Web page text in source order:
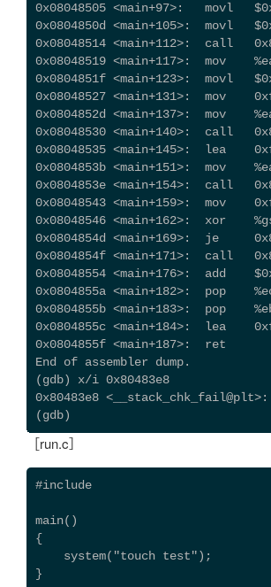
0x08048505 <main+97>:   movl
0x0804850d <main+105>:  movl
0x08048514 <main+112>:  call
0x08048519 <main+117>:  mov
0x0804851f <main+123>:  movl
0x08048527 <main+131>:  mov
0x0804852d <main+137>:  mov
0x08048530 <main+140>:  call
0x08048535 <main+145>:  lea
0x0804853b <main+151>:  mov
0x0804853e <main+154>:  call
0x08048543 <main+159>:  mov
0x08048546 <main+162>:  xor
0x0804854d <main+169>:  je
0x0804854f <main+171>:  call
0x08048554 <main+176>:  add
0x0804855a <main+182>:  pop
0x0804855b <main+183>:  pop
0x0804855c <main+184>:  lea
0x0804855f <main+187>:  ret
End of assembler dump.
(gdb) x/i 0x80483e8
0x80483e8 <__stack_chk_fail@plt>:
(gdb)
［run.c］
#include
main()
{
system("touch test");
}